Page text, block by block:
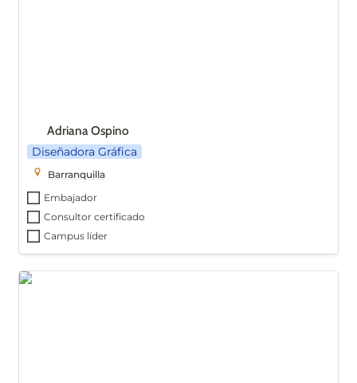
Adriana Ospino
Diseñadora Gráfica
Barranquilla
Embajador
Consultor certificado
Campus líder
Mike Lozano